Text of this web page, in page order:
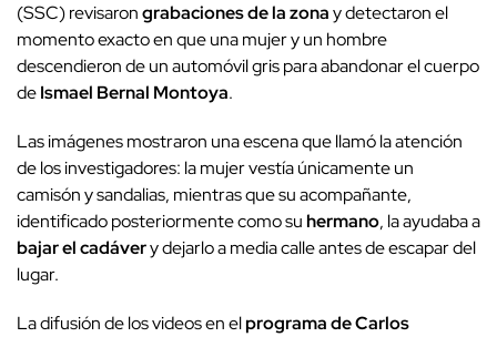
(SSC) revisarongrabaciones de la zonay detectaron el
momento exacto en que una mujer y un hombre
descendieron de un automóvil gris para abandonar el cuerpo
deIsmael Bernal Montoya.
Las imágenes mostraron una escena que llamó la atención
de los investigadores: la mujer vestía únicamente un
camisón y sandalias, mientras que su acompañante,
identificado posteriormente como suhermano, la ayudaba a
bajar el cadávery dejarlo a media calle antes de escapar del
lugar.
La difusión de los videos en elprograma de Carlos